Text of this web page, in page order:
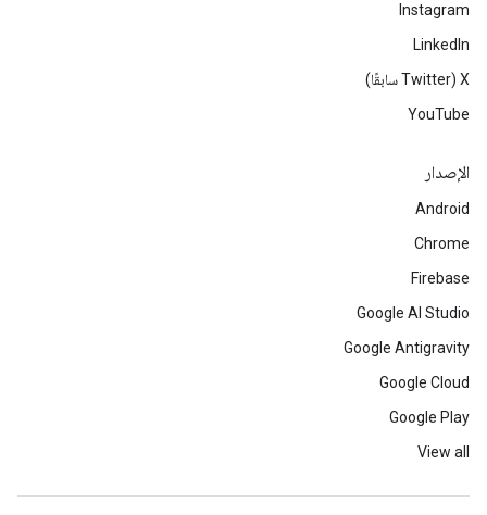
Instagram
LinkedIn
‫X ‏(Twitter سابقًا)
YouTube
الإصدار
Android
Chrome
Firebase
Google AI Studio
Google Antigravity
Google Cloud
Google Play
View all